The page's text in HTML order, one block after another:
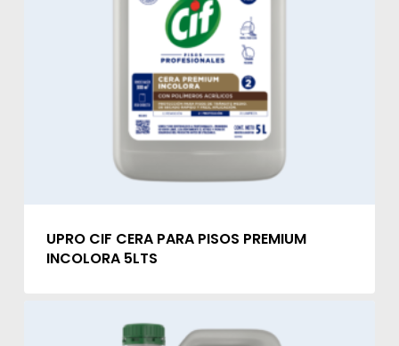
UPRO CIF CERA PARA PISOS PREMIUM
INCOLORA 5LTS